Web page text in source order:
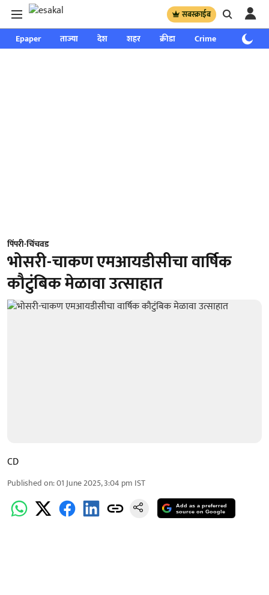
सबस्क्राईब
Epaper ताज्या देश शहर क्रीडा Crime साप्ताहिक
पिंपरी-चिंचवड
भोसरी-चाकण एमआयडीसीचा वार्षिक
कौटुंबिक मेळावा उत्साहात
CD
Published on:01 June 2025, 3:04 pm IST
Add as a preferred
source on Google